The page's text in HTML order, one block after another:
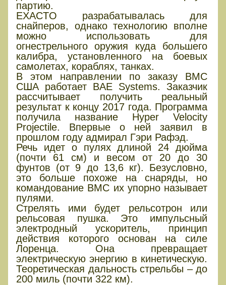
партию.
EXACTO разрабатывалась для
снайперов, однако технологию вполне
можно использовать для
огнестрельного оружия куда большего
калибра, установленного на боевых
самолетах, кораблях, танках.
В этом направлении по заказу ВМС
США работает BAE Systems. Заказчик
рассчитывает получить реальный
результат к концу 2017 года. Программа
получила название Hyper Velocity
Projectile. Впервые о ней заявил в
прошлом году адмирал Гэри Рафэд.
Речь идет о пулях длиной 24 дюйма
(почти 61 см) и весом от 20 до 30
фунтов (от 9 до 13,6 кг). Безусловно,
это больше похоже на снаряды, но
командование ВМС их упорно называет
пулями.
Стрелять ими будет рельсотрон или
рельсовая пушка. Это импульсный
электродный ускоритель, принцип
действия которого основан на силе
Лоренца. Она превращает
электрическую энергию в кинетическую.
Теоретическая дальность стрельбы – до
200 миль (почти 322 км).